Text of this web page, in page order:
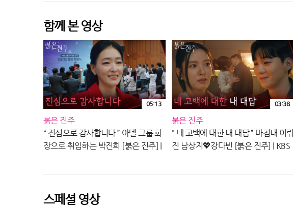
함께 본 영상
붉은 진주
“ 진심으로 감사합니다 ” 아델 그룹 회
장으로 취임하는 박진희 [붉은 진주] |
05:13
붉은 진주
“ 네 고백에 대한 내 대답 ” 마침내 이뤄
진 남상지💖강다빈 [붉은 진주] | KBS
03:38
스페셜 영상